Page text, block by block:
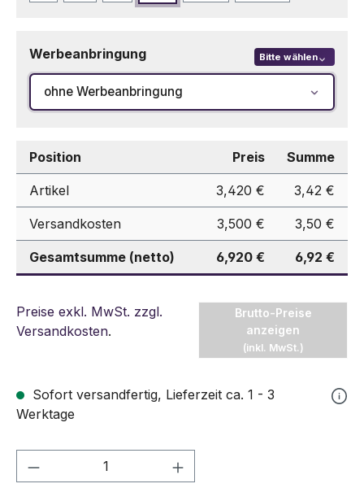
Werbeanbringung Bitte wählen
ohne Werbeanbringung
Position Preis Summe
Artikel 3,420 € 3,42 €
Versandkosten 3,500 € 3,50 €
Gesamtsumme (netto) 6,920 € 6,92 €
Preise exkl. MwSt. zzgl.
Versandkosten.
Brutto-Preise
anzeigen
(inkl. MwSt.)
Sofort versandfertig, Lieferzeit ca. 1 - 3
Werktage
Produkt Anzahl: Gib den